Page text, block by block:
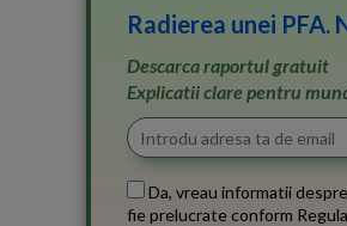
Radierea unei PFA.
Descarca raportul gratuit
Explicatii clare pentru
Da, vreau informatii
fie prelucrate conform